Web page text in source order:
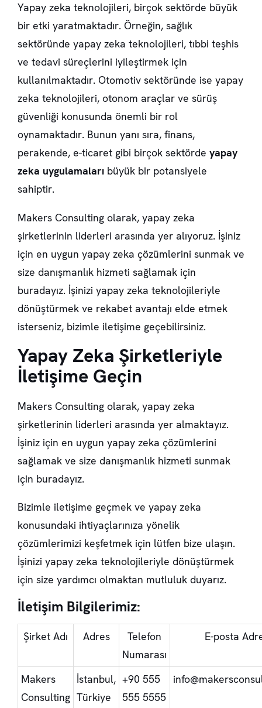
Yapay zeka teknolojileri, birçok sektörde büyük
bir etki yaratmaktadır. Örneğin, sağlık
sektöründe yapay zeka teknolojileri, tıbbi teşhis
ve tedavi süreçlerini iyileştirmek için
kullanılmaktadır. Otomotiv sektöründe ise yapay
zeka teknolojileri, otonom araçlar ve sürüş
güvenliği konusunda önemli bir rol
oynamaktadır. Bunun yanı sıra, finans,
perakende, e-ticaret gibi birçok sektörde yapay
zeka uygulamaları büyük bir potansiyele
sahiptir.
Makers Consulting olarak, yapay zeka
şirketlerinin liderleri arasında yer alıyoruz. İşiniz
için en uygun yapay zeka çözümlerini sunmak ve
size danışmanlık hizmeti sağlamak için
buradayız. İşinizi yapay zeka teknolojileriyle
dönüştürmek ve rekabet avantajı elde etmek
isterseniz, bizimle iletişime geçebilirsiniz.
Yapay Zeka Şirketleriyle
İletişime Geçin
Makers Consulting olarak, yapay zeka
şirketlerinin liderleri arasında yer almaktayız.
İşiniz için en uygun yapay zeka çözümlerini
sağlamak ve size danışmanlık hizmeti sunmak
için buradayız.
Bizimle iletişime geçmek ve yapay zeka
konusundaki ihtiyaçlarınıza yönelik
çözümlerimizi keşfetmek için lütfen bize ulaşın.
İşinizi yapay zeka teknolojileriyle dönüştürmek
için size yardımcı olmaktan mutluluk duyarız.
İletişim Bilgilerimiz:
Şirket Adı Adres
Telefon
Numarası
E-posta
Makers
Consulting
İstanbul,
Türkiye
+90 555
555 5555